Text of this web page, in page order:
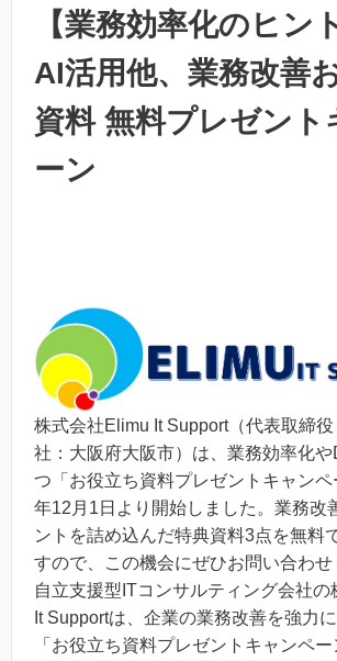
【業務効率化のヒン
AI活用他、業務改善
資料 無料プレゼント
ーン
株式会社Elimu It Support（代表取締
社：大阪府大阪市）は、業務効率化
つ「お役立ち資料プレゼントキャン
年12月1日より開始しました。業務改
ントを詰め込んだ特典資料3点を無料
すので、この機会にぜひお問い合わせ
自立支援型ITコンサルティング会社の
It Supportは、企業の業務改善を強力
「お役立ち資料プレゼントキャンペ